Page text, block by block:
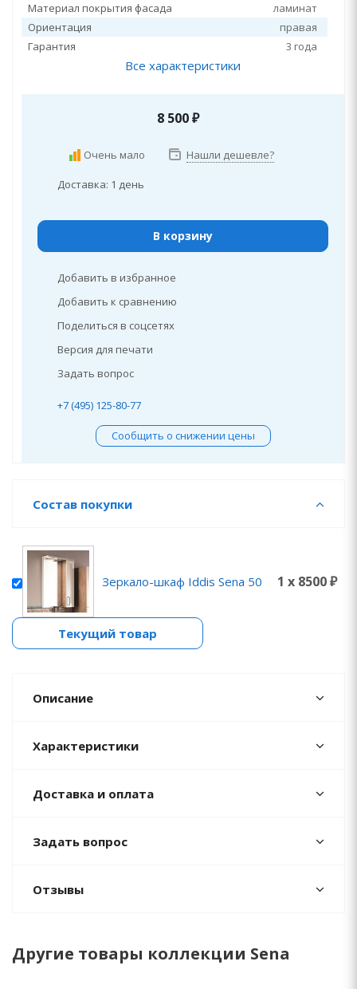
Материал покрытия фасада
ламинат
Ориентация
правая
Гарантия
3 года
Все характеристики
8 500₽
Очень мало Нашли дешевле?
Доставка: 1 день
В корзину
Добавить в избранное
Добавить к сравнению
Поделиться в соцсетях
Версия для печати
Задать вопрос
+7 (495) 125-80-77
Сообщить о снижении цены
Состав покупки
Зеркало-шкаф Iddis Sena 50 1 x 8500 ₽
Текущий товар
Описание
Характеристики
Доставка и оплата
Задать вопрос
Отзывы
Другие товары коллекции Sena